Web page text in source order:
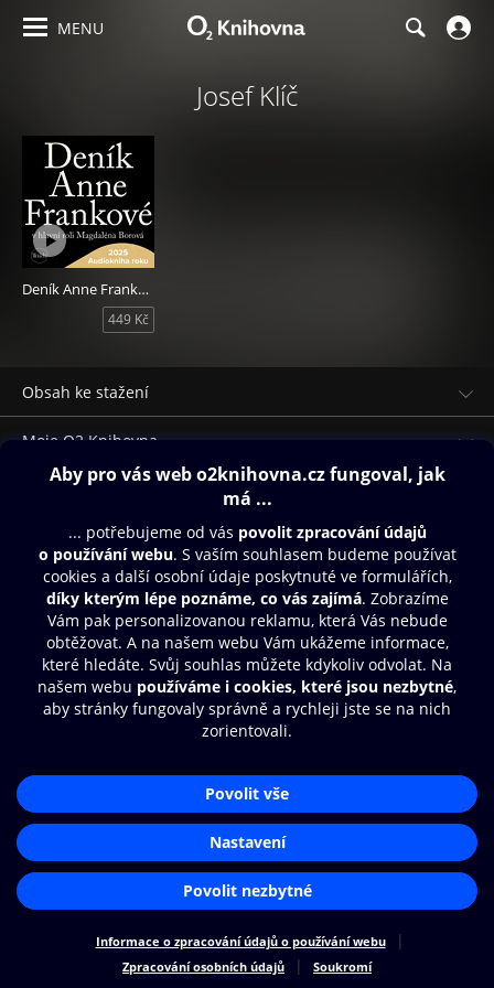
MENU
Josef Klíč
Deník Anne Frankové
449 Kč
Obsah ke stažení
Moje O2 Knihovna
Další zábava
© O2 Czech Republic a.s.
Nákupní řád
Přístupnost
Zásady zpracování osobních údajů
Cookies
Aplikace O2 Knihovna
Čti a poslouchej své e-knihy a
audioknihy rychleji a pohodlněji.